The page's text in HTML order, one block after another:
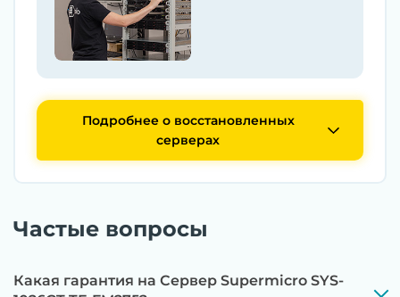
Подробнее о восстановленных
серверах
Частые вопросы
Какая гарантия на Сервер Supermicro SYS-